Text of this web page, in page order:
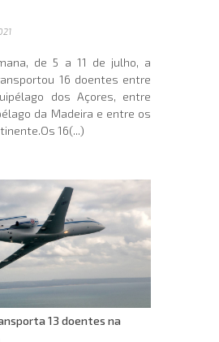
de 5 a 11 de julho, a
16 doentes entre
dos Açores, entre
da Madeira e entre os
16(...)
13 doentes na